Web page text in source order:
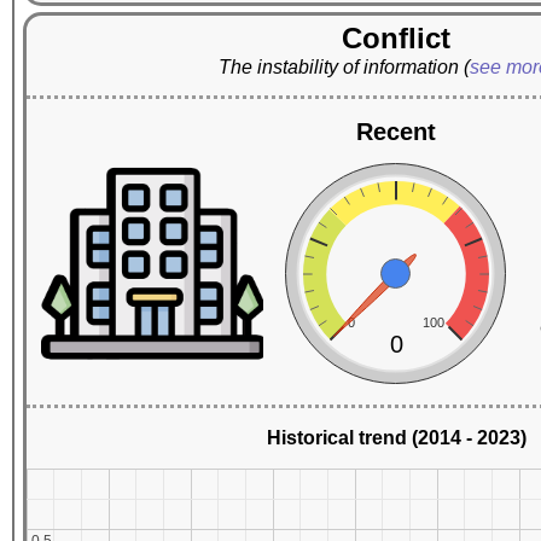
Conflict
The instability of information (see
Recent
0 100
0
Historical trend (2014 - 2023)